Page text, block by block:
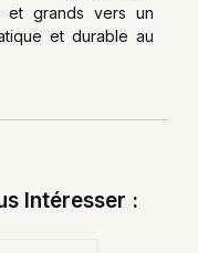
et grands vers un
et durable au
Intéresser :